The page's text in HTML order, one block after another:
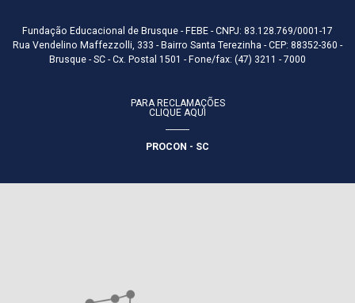
Fundação Educacional de Brusque - FEBE - CNPJ: 83.128.769/0001-17
Rua Vendelino Maffezzolli, 333 - Bairro Santa Terezinha - CEP: 88352-360 -
Brusque - SC - Cx. Postal 1501 - Fone/fax: (47) 3211 - 7000
PARA RECLAMAÇÕES
CLIQUE AQUI
PROCON - SC